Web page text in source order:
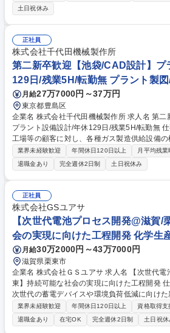
実施の基盤構築 ・ソリューション営業の実施
ート開拓 ・ビジネスのスケール化を視野に入
業体制、業務フローの構築、整備 ・データセ
外の成長が期待できる新顧客領域についてもマ
のアプローチを推進 募集職種 【TGES】成長産業での新ビジネス開発（新
規開拓・営業）
土日祝休み
正社員
株式会社千代田機械製作所
第二新卒歓迎【池袋/CAD設計】プ
129日/残業5H/転勤無 プラント製
月給27万7000円～37万円
東京都豊島区
企業名 株式会社千代田機械製作所 求人名 第二新卒歓迎【池袋/CAD設計】
プラント設備設計/年休129日/残業5H/転勤無 仕事の内容 大手ガス会社・
工場等の顧客に対し、各種ガス製造供給設備
図業務をお任せします。技術営業が獲得した
いて工業ガス設備の基本設計や検図を行う仕事です。 【具体的な
機器製作図面、部品図の作図 ■JIS圧力容器の
の耐震計算 ■高圧ガス保安法やガス事業法の
作、検査要領書、仕様書などの作成 ★大手分業
仕様検討、各種書類作成まで一貫して携われるため手
第二新卒歓迎【池袋/CAD設計】プラント設備
勤無
業界未経験歓迎 年間休日120日以上 月平均残
退職金あり
完全週休2日制 土日祝休み
正社員
株式会社GSユアサ
【次世代電池プロセス開発@滋賀/
会の実現に向けた工程開発 化学生
月給30万2000円～43万7000円
滋賀県栗東市
企業名 株式会社ＧＳユアサ 求人名 【次世代電池プロセス開発＠滋賀/栗
東】持続可能な社会の実現に向けた工程開発 仕事の内容 同社が推進する
次世代の蓄電デバイスや環境負荷低減に向け
据えた製造工程の構築や新規設備の導入検討
実現に向けた中核的な役割を担っていただきます。 【業務詳細】・
デバイスの製造工程確立：特殊用途向け蓄電池
業界未経験歓迎 年間休日120日以上 資格取得支
退職金あり
在宅OK 完全週休2日制 土日祝休